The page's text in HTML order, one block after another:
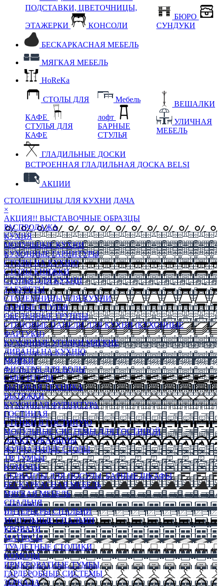
ПОДСТАВКИ, ЦВЕТОЧНИЦЫ,
ЭТАЖЕРКИ КОНСОЛИ
БЮРО
СУНДУКИ
БЕСКАРКАСНАЯ МЕБЕЛЬ
МЯГКАЯ МЕБЕЛЬ
HoReKa
СТОЛЫ ДЛЯ
КАФЕ
СТУЛЬЯ ДЛЯ
КАФЕ
Мебель
лофт
БАРНЫЕ
СТУЛЬЯ
ВЕШАЛКИ
УЛИЧНАЯ
МЕБЕЛЬ
ГЛАДИЛЬНЫЕ ДОСКИ
ВСТРОЕННАЯ ГЛАДИЛЬНАЯ ДОСКА BELSI
АКЦИИ
СТОЛЕШНИЦЫ ДЛЯ КУХНИ ДАЧА
×
АКЦИЯ!! ВЫСТАВОЧНЫЕ ОБРАЗЦЫ
РАСПРОДАЖА
КУХНЯ
МОДУЛЬНЫЕ КУХНИ
КУХОННЫЕ ГАРНИТУРЫ
СТОЛЫ НА КУХНЮ
СТОЛЫ КНИЖКИ
СТУЛЬЯ ДЛЯ КУХНИ
ТАБУРЕТЫ
СТОЛЕШНИЦЫ ДЛЯ КУХНИ
БАРНЫЕ СТУЛЬЯ
ОБЕДЕННЫЕ ГРУППЫ
СТЕНОВЫЕ ПАНЕЛИ ДЛЯ КУХНИ (КУХОННЫЕ
ФАРТУКИ)
КУХОННЫЕ УГОЛКИ МЯГКИЕ
ДИВАНЫ НА КУХНЮ
МОЙКИ
ФИЛЬТРЫ ДЛЯ ВОДЫ
СМЕСИТЕЛИ
БЫТОВАЯ ТЕХНИКА
ВЫТЯЖКИ
КУХОННАЯ ФУРНИТУРА
ГОСТИНАЯ
СТЕНКИ В ГОСТИНУЮ
МОДУЛЬНЫЕ СИСТЕМЫ ДЛЯ ГОСТИНОЙ
ЭЛЕКТРОКАМИНЫ
ЖУРНАЛЬНЫЕ СТОЛЫ
ТВ ТУМБЫ
КОМОДЫ
СЕРВАНТЫ ДЛЯ ПОСУДЫ, БАРНЫЕ ШКАФЫ
БЕСКАРКАСНАЯ МЕБЕЛЬ
МЯГКАЯ МЕБЕЛЬ
СПАЛЬНЯ
ИНТЕРЬЕРЫ СПАЛЬНИ
МОДУЛЬНЫЕ СПАЛЬНИ
КРОВАТИ
МАТРАСЫ
ТУАЛЕТНЫЕ СТОЛИКИ
КОМОДЫ
ПРИКРОВАТНЫЕ ТУМБЫ
ГАРДЕРОБНЫЕ СИСТЕМЫ
ЗЕРКАЛА